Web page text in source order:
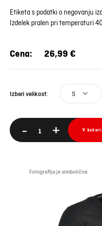
Fotografija je simbolična
Etiketa s podatki o negovanju
Izdelek pralen pri temperaturi
Cena: 26,99 €
Izberi velikost: S
- + V